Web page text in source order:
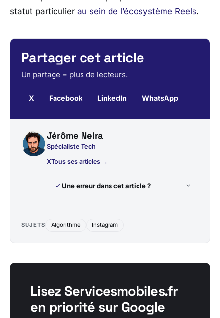
statut particulier au sein de l’écosystème Reels.
Partager cet article
Un partage = plus de lecteurs.
X Facebook LinkedIn WhatsApp
Jérôme Nelra
Spécialiste Tech
XTous ses articles →
Une erreur dans cet article ?
SUJETS Algorithme Instagram
Lisez Servicesmobiles.fr
en priorité sur Google